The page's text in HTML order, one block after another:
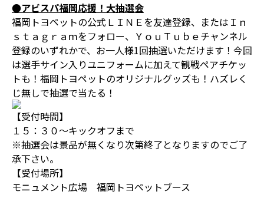
●アビスパ福岡応援！大抽選会
福岡トヨペットの公式ＬＩＮＥを友達登録、またはＩｎ
ｓｔａｇｒａｍをフォロー、ＹｏｕＴｕｂｅチャンネル
登録のいずれかで、お一人様1回抽選いただけます！今回
は選手サイン入りユニフォームに加えて観戦ペアチケッ
トも！福岡トヨペットのオリジナルグッズも！ハズレく
じ無しで抽選で当たる！
【受付時間】
１５：３０～キックオフまで
※抽選会は景品が無くなり次第終了となりますのでご了
承下さい。
【受付場所】
モニュメント広場 福岡トヨペットブース